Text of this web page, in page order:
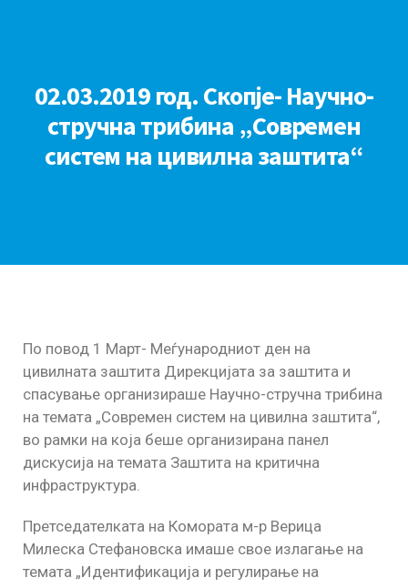
02.03.2019 год. Скопје- Научно-
стручна трибина „Современ
систем на цивилна заштита“
По повод 1 Март- Меѓународниот ден на
цивилната заштита Дирекцијата за заштита и
спасување организираше Научно-стручна трибина
на темата „Современ систем на цивилна заштита“,
во рамки на која беше организирана панел
дискусија на темата Заштита на критична
инфраструктура.
Претседателката на Комората м-р Верица
Милеска Стефановска имаше свое излагање на
темата „Идентификација и регулирање на